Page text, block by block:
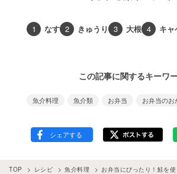
1 なす 2 きゅうり 3 大根 4 キャ
この記事に関するキーワ
魚介料理 魚介類 お弁当 お弁当のお
TOP レシピ 魚介料理 お弁当にぴったり！鮭を